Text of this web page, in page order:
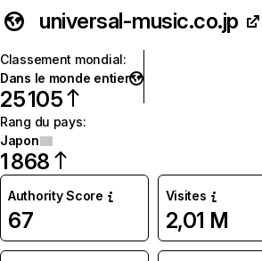
universal-music.co.jp
Classement mondial:
Dans le monde entier
25 105
Rang du pays:
Japon
1 868
Authority Score
67
Visites
2,01 M